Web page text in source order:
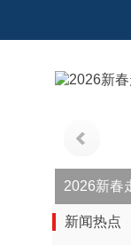
2026新春
新闻热点